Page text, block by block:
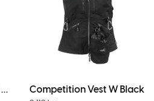
Competition Vest M, DK red Competition Vest W Black